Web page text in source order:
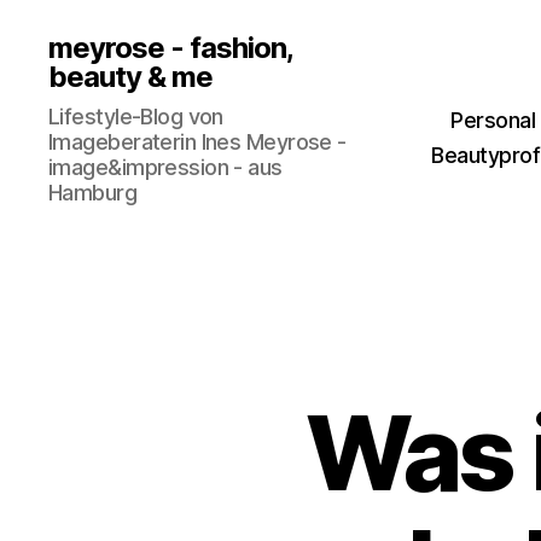
meyrose - fashion,
beauty & me
Lifestyle-Blog von
Imageberaterin Ines Meyrose -
image&impression - aus
Hamburg